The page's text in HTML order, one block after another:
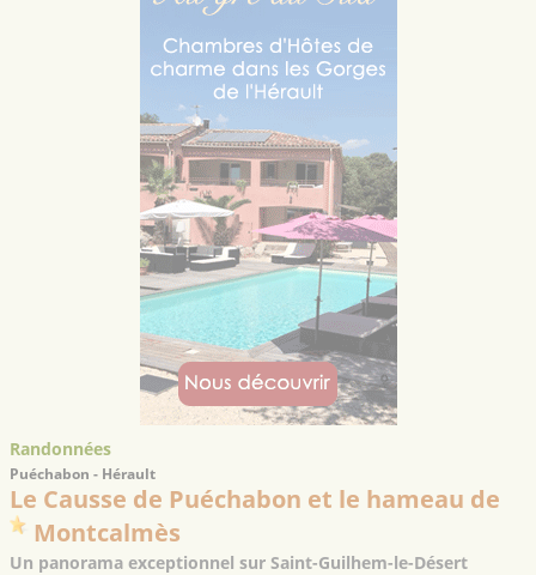
Randonnées
Puéchabon - Hérault
Le Causse de Puéchabon et le hameau de
Montcalmès
Un panorama exceptionnel sur Saint-Guilhem-le-Désert